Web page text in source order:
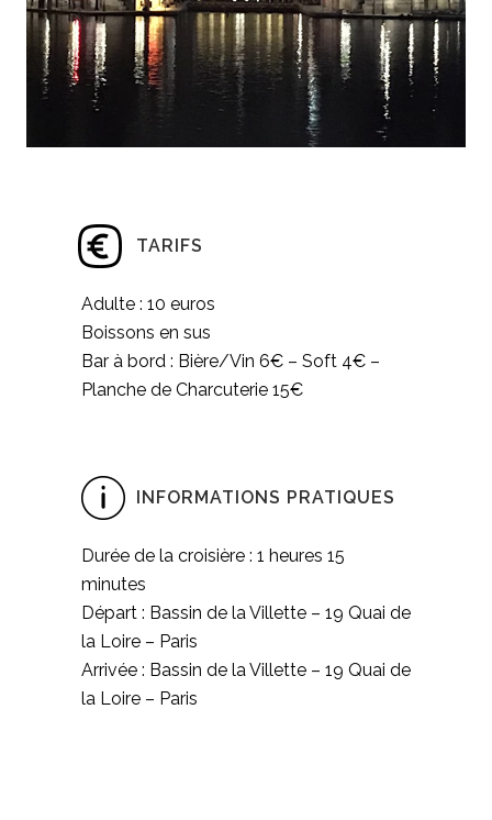
TARIFS
Adulte : 10 euros
Boissons en sus
Bar à bord : Bière/Vin 6€ – Soft 4€ –
Planche de Charcuterie 15€
INFORMATIONS PRATIQUES
Durée de la croisière : 1 heures 15
minutes
Départ : Bassin de la Villette – 19 Quai de
la Loire – Paris
Arrivée : Bassin de la Villette – 19 Quai de
la Loire – Paris